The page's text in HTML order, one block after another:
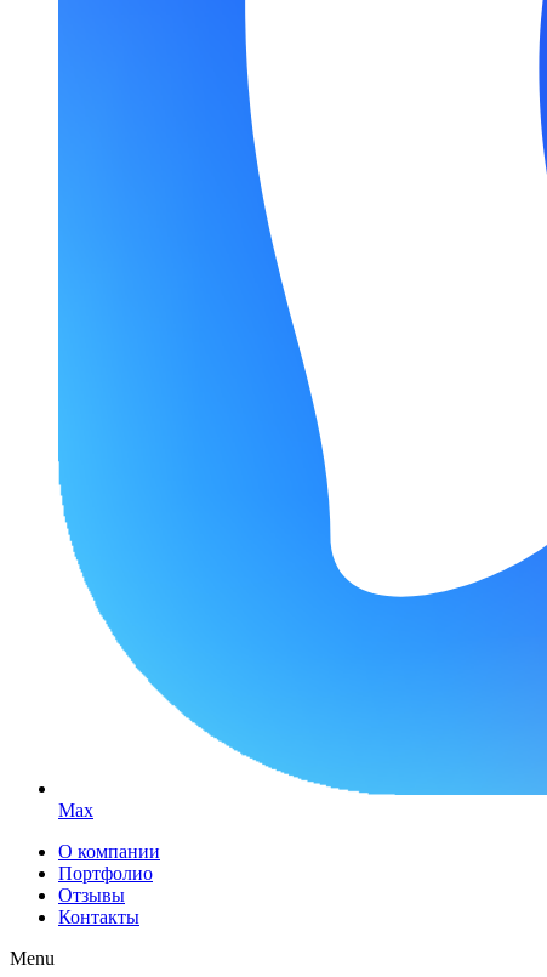
Max
О компании
Портфолио
Отзывы
Контакты
Menu